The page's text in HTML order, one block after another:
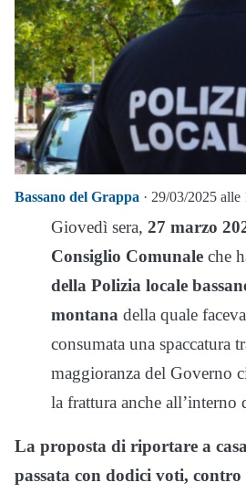
Bassano del Grappa · 29/03/2025 alle
Giovedì sera, 27 marzo
Consiglio Comunale che
della Polizia locale
montana della quale
consumata una spaccatura
maggioranza del Governo
la frattura anche all’interno
La proposta di riportare a
passata con dodici voti, contro